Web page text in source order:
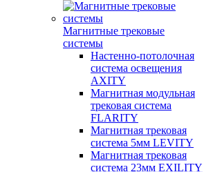
Магнитные трековые
системы
Настенно-потолочная
система освещения
AXITY
Магнитная модульная
трековая система
FLARITY
Магнитная трековая
система 5мм LEVITY
Магнитная трековая
система 23мм EXILITY